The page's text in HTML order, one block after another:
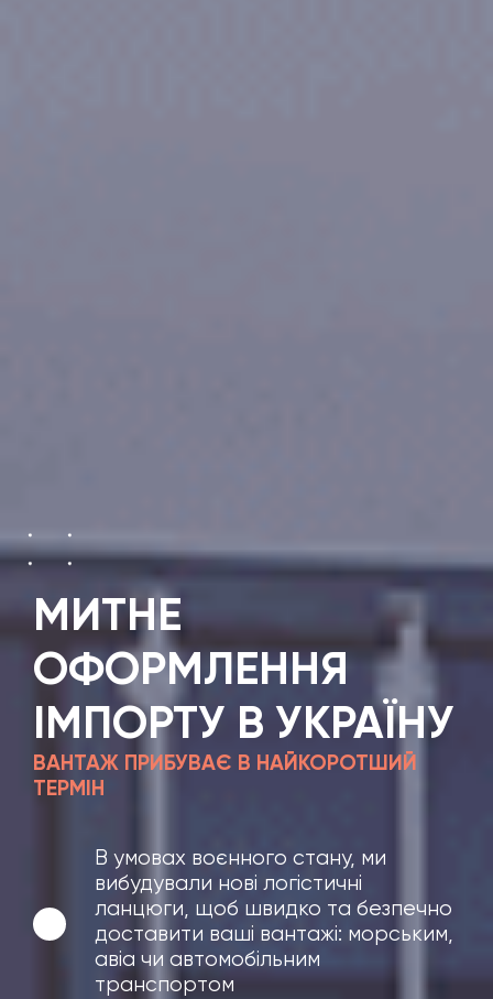
МИТНЕ
ОФОРМЛЕННЯ
ІМПОРТУ В УКРАЇНУ
ВАНТАЖ ПРИБУВАЄ В НАЙКОРОТШИЙ
ТЕРМІН
В умовах воєнного стану, ми
вибудували нові логістичні
ланцюги, щоб швидко та безпечно
доставити ваші вантажі: морським,
авіа чи автомобільним
транспортом